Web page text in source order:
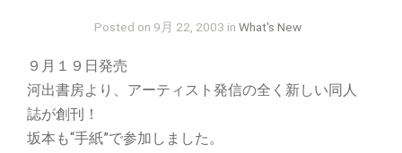
Posted on 9月 22, 2003 in What's New
９月１９日発売
河出書房より、アーティスト発信の全く新しい同人
誌が創刊！
坂本も“手紙”で参加しました。